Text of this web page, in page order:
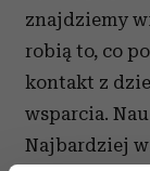
znajdziemy
robią to, co
kontakt z
wsparcia.
Najbardziej